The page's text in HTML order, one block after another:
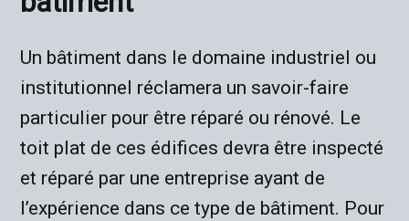
Un bâtiment dans le domaine industriel ou
institutionnel réclamera un savoir-faire
particulier pour être réparé ou rénové. Le
toit plat de ces édifices devra être inspecté
et réparé par une entreprise ayant de
l’expérience dans ce type de bâtiment. Pour